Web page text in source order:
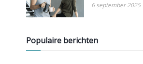
6 september 2025
Populaire berichten